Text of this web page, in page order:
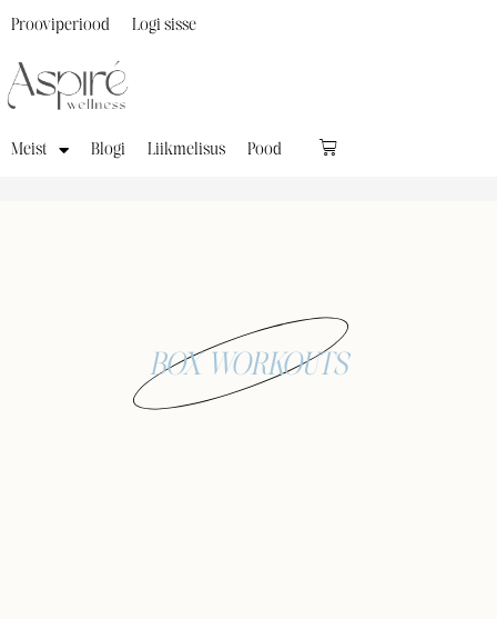
Meist Blogi Liikmelisus Pood
Prooviperiood Logi sisse
BOX WORKOUTS